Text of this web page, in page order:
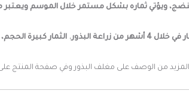
ويؤتي ثماره بشكل مستمر خلال الموسم ويعتبر
من زراعة البذور. الثمار كبيرة
المزيد من الوصف على مغلف البذور وفي صفحة المنتج